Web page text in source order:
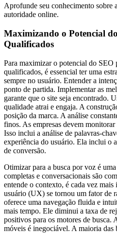
Aprofunde seu conhecimento sobre
autoridade online.
Maximizando o Potencial
Qualificados
Para maximizar o potencial do SEO
qualificados, é essencial ter uma
sempre no usuário. Entender a
ponto de partida. Implementar as
garante que o site seja encontrado.
qualidade atrai e engaja. A
posição da marca. A análise
finos. As empresas devem
Isso inclui a análise de palavras-
experiência do usuário. Ela inclui o
de conversão.
Otimizar para a busca por voz é
completas e conversacionais são
entende o contexto, é cada vez
usuário (UX) se tornou um fator de
oferece uma navegação fluida e
mais tempo. Ele diminui a taxa de
positivos para os motores de busca.
móveis é inegociável. A maioria das